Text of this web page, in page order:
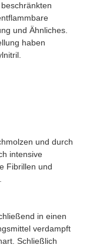
und Ähnliches.
haben
und durch
intensive
Fibrillen und
in einen
verdampft
Schließlich